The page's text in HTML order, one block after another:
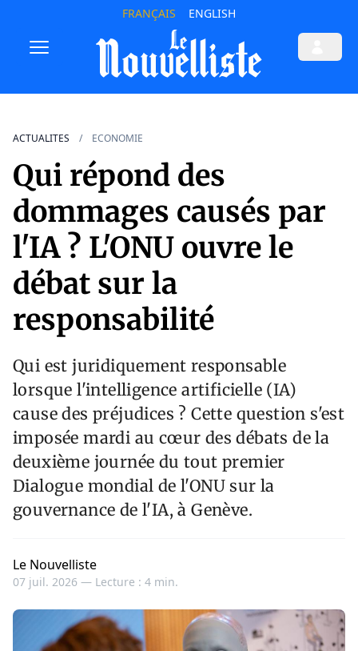
FRANÇAIS ENGLISH
ACTUALITES ECONOMIE
Qui répond des
dommages causés par
l'IA ? L'ONU ouvre le
débat sur la
responsabilité
Qui est juridiquement responsable
lorsque l'intelligence artificielle (IA)
cause des préjudices ? Cette question s'est
imposée mardi au cœur des débats de la
deuxième journée du tout premier
Dialogue mondial de l'ONU sur la
gouvernance de l'IA, à Genève.
Le Nouvelliste
07 juil. 2026 — Lecture : 4 min.